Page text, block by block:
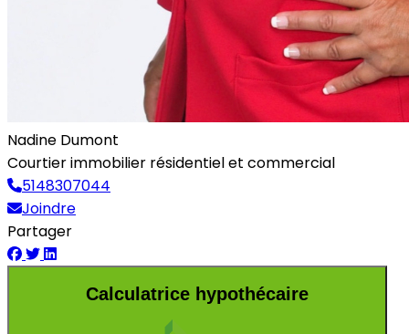
Nadine Dumont
Courtier immobilier résidentiel et commercial
5148307044
Joindre
Partager
Calculatrice hypothécaire